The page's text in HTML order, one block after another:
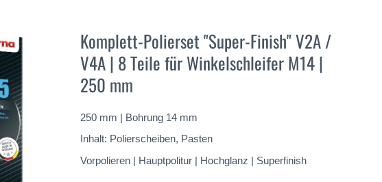
Komplett-Polierset "Super-Finish" V2A /
V4A | 8 Teile für Winkelschleifer M14 |
250 mm
250 mm | Bohrung 14 mm
Inhalt: Polierscheiben, Pasten
Vorpolieren | Hauptpolitur | Hochglanz | Superfinish